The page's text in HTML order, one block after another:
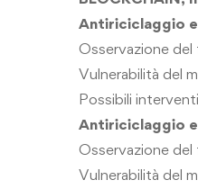
Antiriciclaggio
Osservazione
Vulnerabilità del
Possibili
Antiriciclaggio
Osservazione
Vulnerabilità del